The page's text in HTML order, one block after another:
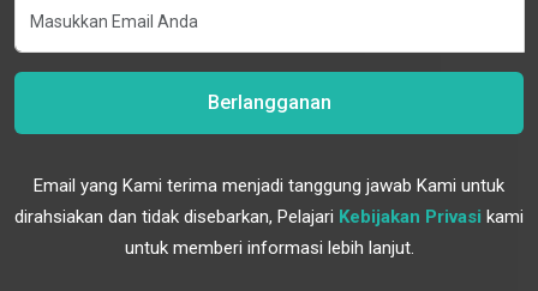
Berlangganan
Email yang Kami terima menjadi tanggung jawab Kami untuk
dirahsiakan dan tidak disebarkan, Pelajari Kebijakan Privasi kami
untuk memberi informasi lebih lanjut.